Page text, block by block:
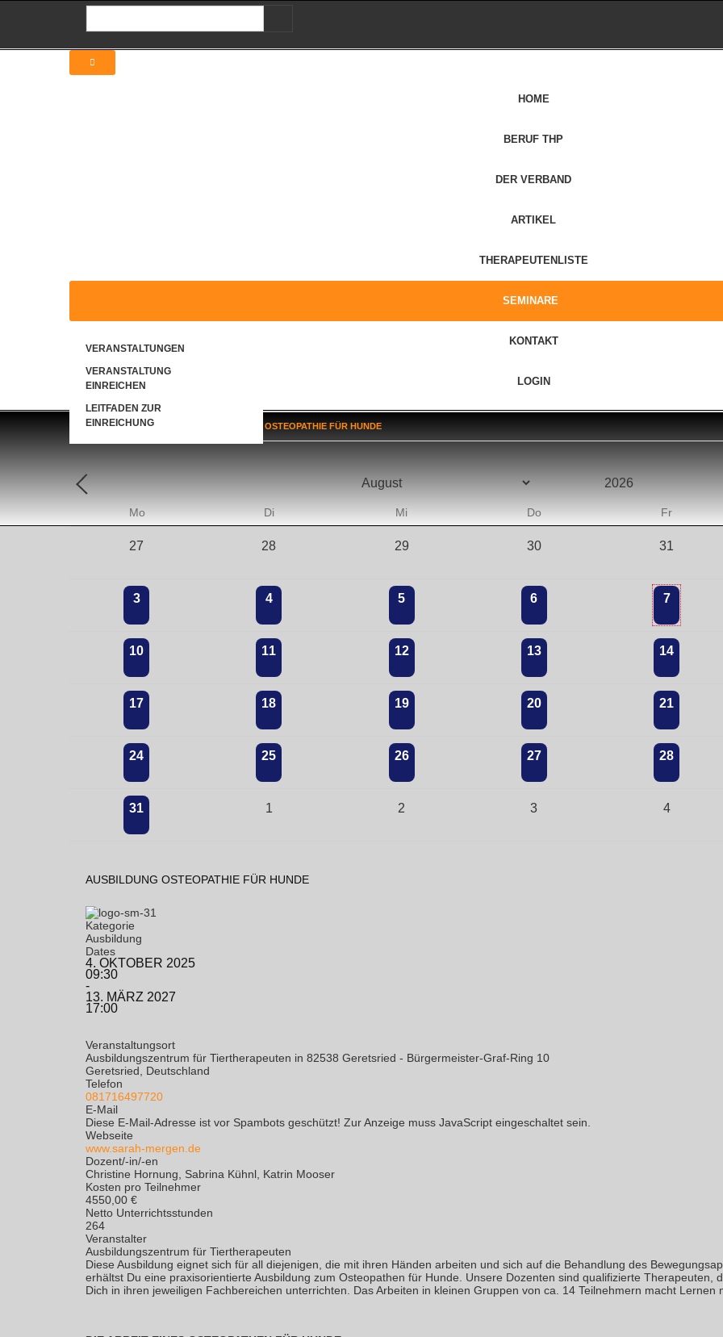
HOME
BERUF THP
DER VERBAND
ARTIKEL
THERAPEUTENLISTE
SEMINARE
VERANSTALTUNGEN
VERANSTALTUNG
EINREICHEN
LEITFADEN ZUR
EINREICHUNG
KONTAKT
LOGIN
HOME » SEMINARE AUSBILDUNG OSTEOPATHIE FÜR HUNDE
Mo Di Mi Do Fr
27 28 29 30 31
3 4 5 6 7
10 11 12 13 14
17 18 19 20 21
24 25 26 27 28
31 1 2 3 4
AUSBILDUNG OSTEOPATHIE FÜR HUNDE
Kategorie
Ausbildung
Dates
4. OKTOBER 2025
09:30
-
13. MÄRZ 2027
17:00
Veranstaltungsort
Ausbildungszentrum für Tiertherapeuten in 82538 Geretsried - Bürgermeister-Graf-Ring 10
Geretsried, Deutschland
Telefon
081716497720
E-Mail
Diese E-Mail-Adresse ist vor Spambots geschützt! Zur Anzeige muss JavaScript eingeschaltet sein.
Webseite
www.sarah-mergen.de
Dozent/-in/-en
Christine Hornung, Sabrina Kühnl, Katrin Mooser
Kosten pro Teilnehmer
4550,00 €
Netto Unterrichtsstunden
264
Veranstalter
Ausbildungszentrum für Tiertherapeuten
Diese Ausbildung eignet sich für all diejenigen, die mit ihren Händen arbeiten und sich auf die Behandlung des
erhältst Du eine praxisorientierte Ausbildung zum Osteopathen für Hunde. Unsere Dozenten sind qualifizierte Therapeuten,
Dich in ihren jeweiligen Fachbereichen unterrichten. Das Arbeiten in kleinen Gruppen von ca. 14 Teilnehmern macht Lernen